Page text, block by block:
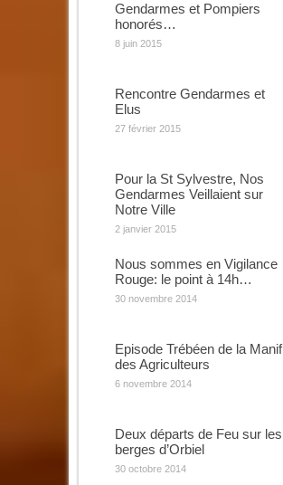
Gendarmes et Pompiers
honorés…
8 juin 2015
Rencontre Gendarmes et
Elus
27 février 2015
Pour la St Sylvestre, Nos
Gendarmes Veillaient sur
Notre Ville
2 janvier 2015
Nous sommes en Vigilance
Rouge: le point à 14h…
30 novembre 2014
Episode Trébéen de la Manif
des Agriculteurs
6 novembre 2014
Deux départs de Feu sur les
berges d’Orbiel
30 octobre 2014